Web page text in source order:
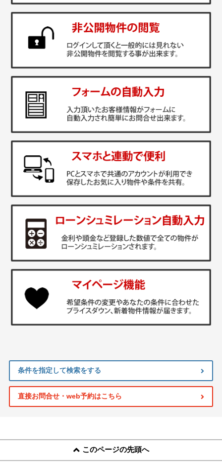
条件を指定して検索をする
直接お問合せ・web予約はこちら
このページの先頭へ